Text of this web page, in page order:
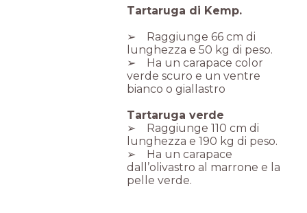
Tartaruga di Kemp.
➢ Raggiunge 66 cm di
lunghezza e 50 kg di peso.
➢ Ha un carapace color
verde scuro e un ventre
bianco o giallastro
Tartaruga verde
➢ Raggiunge 110 cm di
lunghezza e 190 kg di peso.
➢ Ha un carapace
dall’olivastro al marrone e la
pelle verde.